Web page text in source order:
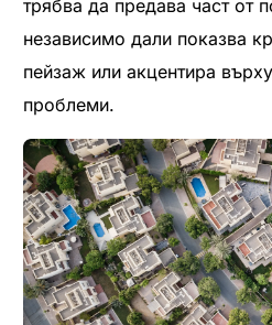
трябва да предава част от
независимо дали показва
пейзаж или акцентира
проблеми.